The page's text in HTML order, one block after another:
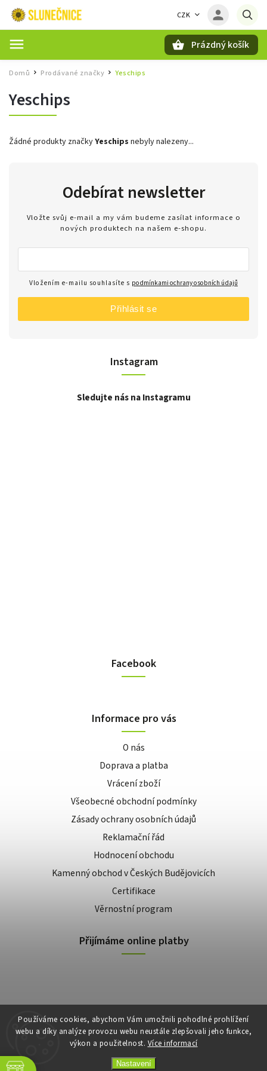
Používáme cookies, abychom Vám umožnili pohodlné prohlížení
webu a díky analýze provozu webu neustále zlepšovali jeho funkce,
výkon a použitelnost. Více informací
Nastavení
CZK
Prázdný košík
Domů / Prodávané značky / Yeschips
Yeschips
Žádné produkty značkyYeschips nebyly nalezeny...
Instagram
Sledujte nás na Instagramu
Odebírat newsletter
Vložte svůj e-mail a my vám budeme zasílat informace o
nových produktech na našem e-shopu.
Vložením e-mailu souhlasíte s podmínkami ochrany osobních údajů
Přihlásit se
Facebook
Informace pro vás
O nás
Doprava a platba
Vrácení zboží
Všeobecné obchodní podmínky
Zásady ochrany osobních údajů
Reklamační řád
Hodnocení obchodu
Kamenný obchod v Českých Budějovicích
Certifikace
Věrnostní program
Přijímáme online platby
Copyright 2026E-shop Slunečnice. Všechna práva vyhrazena.
VytvořilShoptet| Design